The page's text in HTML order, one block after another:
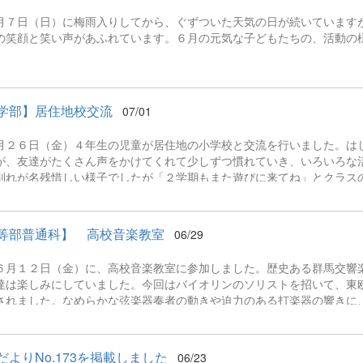
７日（日）に梅雨入りしてから、ぐずついた天気の日が続いていま
笑顔と笑い声があふれています。６月の元気な子どもたちの、活動の
部】居住地校交流 07/01
２６日（金）４年生の児童が居住地の小学校と交流を行いました。
、友達がたくさん声をかけてくれて少しずつ慣れていき、いろいろ
れが名残惜しい様子でしたが「２学期もまた遊びに来てね」とクラ
部普通科】 高校音楽教室 06/29
１２日（金）に、高校音楽教室に参加しました。歴史ある群馬交響
は楽しみにしていました。今回はバイオリンのソリストを招いて、
れました。なめらかな弦楽器奏者の動きや迫力のある打楽器の響き
よりNo.173を掲載しました 06/23